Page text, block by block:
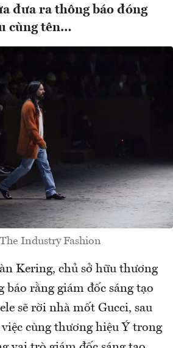
đưa ra thông báo đóng
cùng tên…
Industry Fashion
Kering, chủ sở hữu thương
báo rằng giám đốc sáng tạo
sẽ rời nhà mốt Gucci, sau
cùng thương hiệu Ý trong